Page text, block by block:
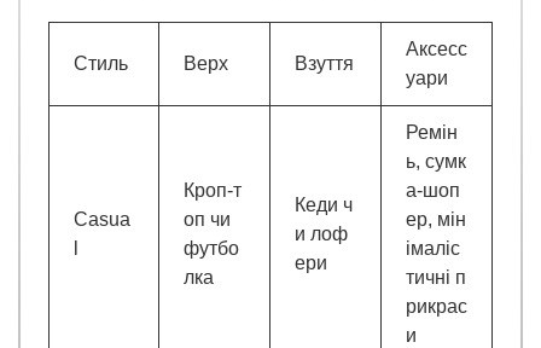
Стиль Верх Взуття
Аксесс
уари
Casua
Кроп-т
оп чи
футбо
лка
Кеди ч
и лоф
ери
Ремін
ь, сумк
а-шоп
ер, мін
імаліс
тичні п
рикрас
и